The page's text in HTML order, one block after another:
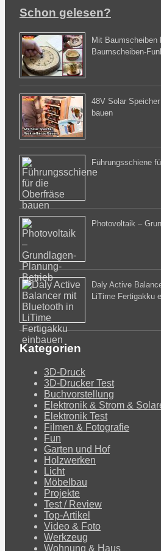
Schon gelesen?
Mit Baumscheiben
Baumscheiben-
48V Solar
bauen
Führungsschiene
Photovoltaik –
Daly Active
LiTime Fertigakku
Kategorien
3D-Druck
3D-Drucker Test
Buchvorstellung
Elektronik & Strom &
Elektronik Test
Filmen & Fotografie
Fun
Garten und Hof
Holzwerken
Licht
Möbelbau
Projekte
Test / Review
Top-Artikel
Video & Foto
Werkzeug
Wohnung & Haus